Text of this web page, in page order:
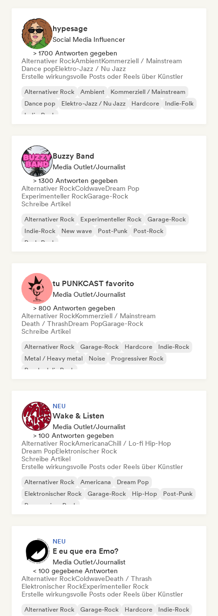
hypesage
Social Media Influencer
> 1700 Antworten gegeben
Alternativer RockAmbientKommerziell / Mainstream
Dance popElektro-Jazz / Nu Jazz
Erstelle wirkungsvolle Posts oder Reels über Künstler
Alternativer Rock Ambient
Kommerziell / Mainstream
Dance pop
Elektro-Jazz / Nu Jazz Hardcore
Indie-Folk
Indie-Rock
Buzzy Band
Media Outlet/Journalist
> 1300 Antworten gegeben
Alternativer RockColdwaveDream Pop
Experimenteller RockGarage-Rock
Schreibe Artikel
Alternativer Rock Experimenteller Rock
Garage-Rock
Indie-Rock
New wave Post-Punk
Post-Rock
Punk-Rock
tu PUNKCAST favorito
Media Outlet/Journalist
> 800 Antworten gegeben
Alternativer RockKommerziell / Mainstream
Death / ThrashDream PopGarage-Rock
Schreibe Artikel
Alternativer Rock Garage-Rock Hardcore
Indie-Rock
Metal / Heavy metal
Noise
Progressiver Rock
Psychedelic Rock
NEU
Wake & Listen
Media Outlet/Journalist
> 100 Antworten gegeben
Alternativer RockAmericanaChill / Lo-fi Hip-Hop
Dream PopElektronischer Rock
Schreibe Artikel
Erstelle wirkungsvolle Posts oder Reels über Künstler
Alternativer Rock Americana
Dream Pop
Elektronischer Rock
Garage-Rock Hip-Hop
Post-Punk
Progressiver Rock
NEU
E eu que era Emo?
Media Outlet/Journalist
< 100 gegebene Antworten
Alternativer RockColdwaveDeath / Thrash
Elektronischer RockExperimenteller Rock
Erstelle wirkungsvolle Posts oder Reels über Künstler
Alternativer Rock Garage-Rock Hardcore Indie-Rock